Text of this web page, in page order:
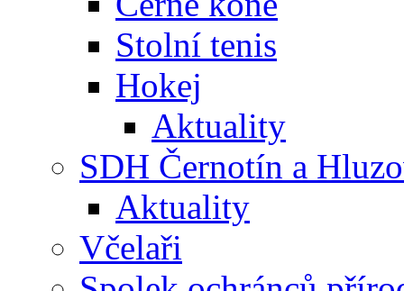
Stolní tenis
Hokej
Aktuality
SDH Černotín a
Aktuality
Včelaři